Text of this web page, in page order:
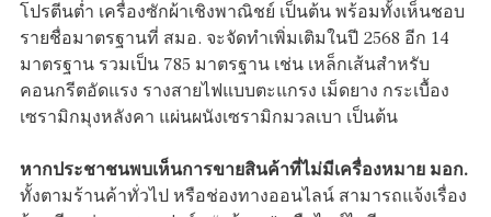
โปรตีนต่ำ เครื่องซักผ้าเชิงพาณิชย์ เป็นต้น พร้อมทั้งเห็นชอบ
รายชื่อมาตรฐานที่ สมอ. จะจัดทำเพิ่มเติมในปี 2568 อีก 14
มาตรฐาน รวมเป็น 785 มาตรฐาน เช่น เหล็กเส้นสำหรับ
คอนกรีตอัดแรง รางสายไฟแบบตะแกรง เม็ดยาง กระเบื้อง
เซรามิกมุงหลังคา แผ่นผนังเซรามิกมวลเบา เป็นต้น
หากประชาชนพบเห็นการขายสินค้าที่ไม่มีเครื่องหมาย มอก.
ทั้งตามร้านค้าทั่วไป หรือช่องทางออนไลน์ สามารถแจ้งเรื่อง